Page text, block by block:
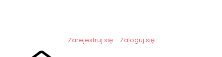
Zarejestruj się Zaloguj się